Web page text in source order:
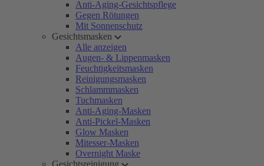
Anti-Aging-Gesichtspflege
Gegen Rötungen
Mit Sonnenschutz
Gesichtsmasken
Alle anzeigen
Augen- & Lippenmasken
Feuchtigkeitsmasken
Reinigungsmasken
Schlammmasken
Tuchmasken
Anti-Aging-Masken
Anti-Pickel-Masken
Glow Masken
Mitesser-Masken
Overnight Maske
Gesichtsreinigung